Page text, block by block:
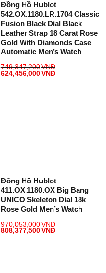
Đồng Hồ Hublot
542.OX.1180.LR.1704 Classic
Fusion Black Dial Black
Leather Strap 18 Carat Rose
Gold With Diamonds Case
Automatic Men’s Watch
749,347,200VNĐ
624,456,000VNĐ
Đồng Hồ Hublot
411.OX.1180.OX Big Bang
UNICO Skeleton Dial 18k
Rose Gold Men’s Watch
970,053,000VNĐ
808,377,500VNĐ